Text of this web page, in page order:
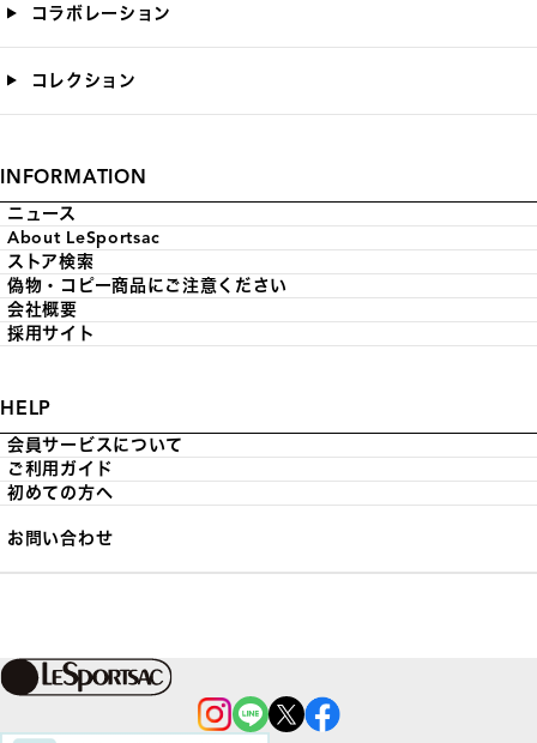
コラボレーション
コレクション
INFORMATION
ニュース
About LeSportsac
ストア検索
偽物・コピー商品にご注意ください
会社概要
採用サイト
HELP
会員サービスについて
ご利用ガイド
初めての方へ
お問い合わせ